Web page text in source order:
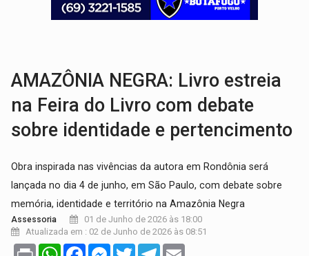
VÍDEO:Motoboy de delivery sofre fratura após mulher
AMAZÔNIA NEGRA: Livro estreia
na Feira do Livro com debate
sobre identidade e pertencimento
Obra inspirada nas vivências da autora em Rondônia será
lançada no dia 4 de junho, em São Paulo, com debate sobre
memória, identidade e território na Amazônia Negra
Assessoria
01 de Junho de 2026 às 18:00
Atualizada em : 02 de Junho de 2026 às 08:51
Print WhatsAppFacebookMessenger
TwitterTelegram